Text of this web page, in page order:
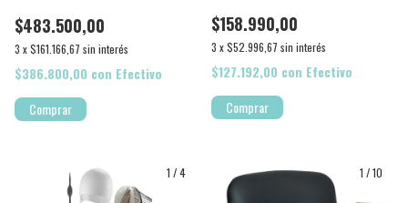
$483.500,00
3 x$161.166,67 sin interés
$386.800,00 con Efectivo
Comprar
$158.990,00
3 x$52.996,67 sin interés
$127.192,00 con Efectivo
Comprar
1 /4 1 /10